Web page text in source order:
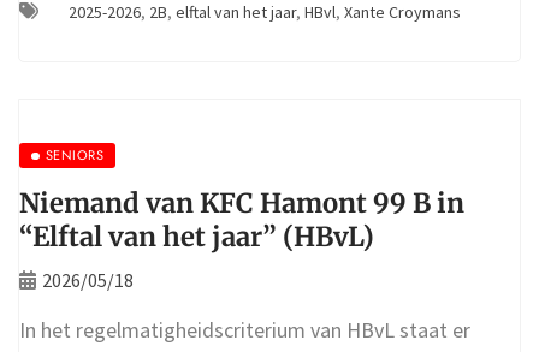
2025-2026, 2B, elftal van het jaar, HBvl, Xante Croymans
SENIORS
Niemand van KFC Hamont 99 B in
“Elftal van het jaar” (HBvL)
2026/05/18
In het regelmatigheidscriterium van HBvL staat er